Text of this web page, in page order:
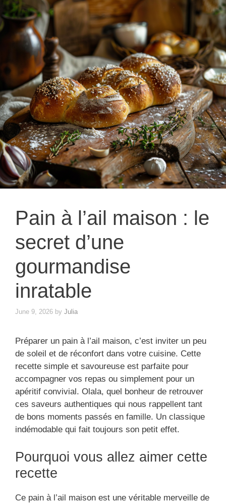
Pain à l’ail maison : le
secret d’une
gourmandise
inratable
June 9, 2026 by Julia
Préparer un pain à l’ail maison, c’est inviter un peu
de soleil et de réconfort dans votre cuisine. Cette
recette simple et savoureuse est parfaite pour
accompagner vos repas ou simplement pour un
apéritif convivial. Olala, quel bonheur de retrouver
ces saveurs authentiques qui nous rappellent tant
de bons moments passés en famille. Un classique
indémodable qui fait toujours son petit effet.
Pourquoi vous allez aimer cette
recette
Ce pain à l’ail maison est une véritable merveille de